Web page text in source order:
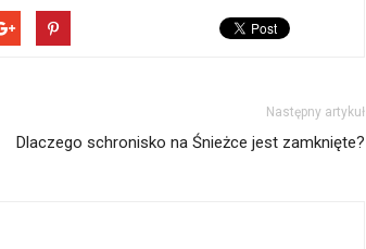
Następny artykuł
Dlaczego schronisko na Śnieżce jest zamknięte?